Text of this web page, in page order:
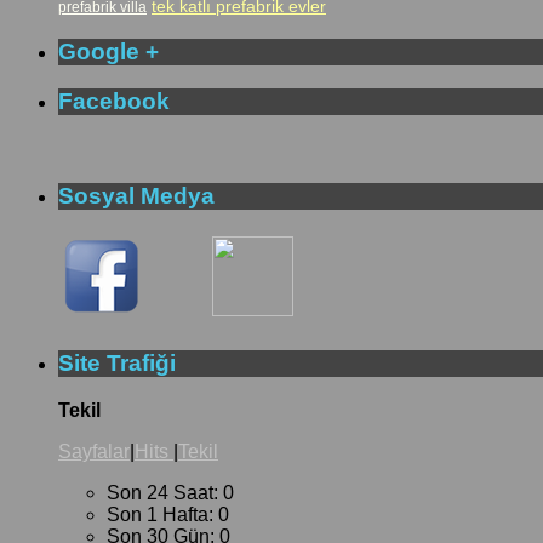
prefabrik villa tek katlı prefabrik evler
Google +
Facebook
Sosyal Medya
Site Trafiği
Tekil
Sayfalar Hits Tekil
Son 24 Saat: 0
Son 1 Hafta: 0
Son 30 Gün: 0